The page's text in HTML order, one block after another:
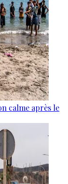
calme après le